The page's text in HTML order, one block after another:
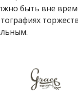
быть вне